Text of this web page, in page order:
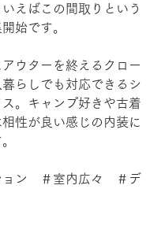
えばこの間取りという
始です。
ウターを終えるクロー
らしでも対応できるシ
ス。キャンプ好きや古着
性が良い感じの内装に
ョン　＃室内広々　＃デ